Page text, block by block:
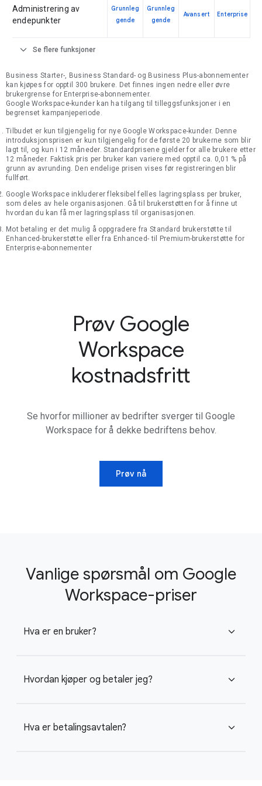
Administrering av
endepunkter
Grunnleg
gende
Grunnleg
gende
Avansert Enterprise
expand_more Se flere funksjoner
Business Starter-, Business Standard- og Business Plus-abonnementer
kan kjøpes for opptil 300 brukere. Det finnes ingen nedre eller øvre
brukergrense for Enterprise-abonnementer.
Google Workspace-kunder kan ha tilgang til tilleggsfunksjoner i en
begrenset kampanjeperiode.
Tilbudet er kun tilgjengelig for nye Google Workspace-kunder. Denne
introduksjonsprisen er kun tilgjengelig for de første 20 brukerne som blir
lagt til, og kun i 12 måneder. Standardprisene gjelder for alle brukere etter
12 måneder. Faktisk pris per bruker kan variere med opptil ca. 0,01 % på
grunn av avrunding. Den endelige prisen vises før registreringen blir
fullført.
Google Workspace inkluderer fleksibel felles lagringsplass per bruker,
som deles av hele organisasjonen. Gå til brukerstøtten for å finne ut
hvordan du kan få mer lagringsplass til organisasjonen.
Mot betaling er det mulig å oppgradere fra Standard brukerstøtte til
Enhanced-brukerstøtte eller fra Enhanced- til Premium-brukerstøtte for
Enterprise-abonnementer
Prøv Google
Workspace
kostnadsfritt
Se hvorfor millioner av bedrifter sverger til Google
Workspace for å dekke bedriftens behov.
Prøv nå
Vanlige spørsmål om Google
Workspace-priser
Hva er en bruker? expand_more
Hvordan kjøper og betaler jeg? expand_more
Hva er betalingsavtalen? expand_more